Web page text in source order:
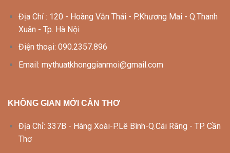
Địa Chỉ : 120 - Hoàng Văn Thái - P.Khương Mai - Q.Thanh
Xuân - Tp. Hà Nội
Điện thoại: 090.2357.896
Email: mythuatkhonggianmoi@gmail.com
KHÔNG GIAN MỚI CẦN THƠ
Địa Chỉ: 337B - Hàng Xoài-P.Lê Bình-Q.Cái Răng - TP. Cần
Thơ